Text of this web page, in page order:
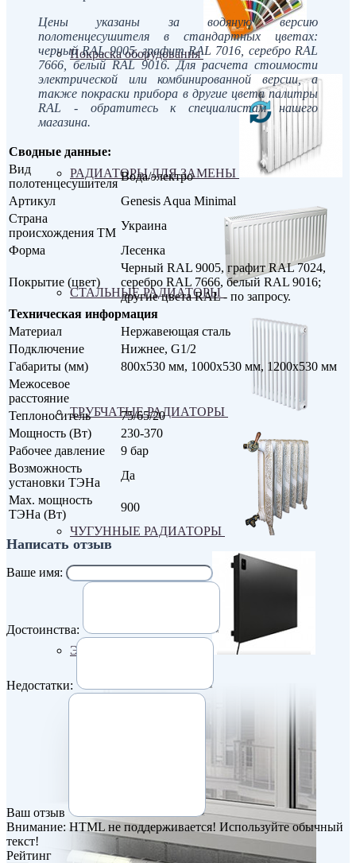
Покраска оборудования
РАДИАТОРЫ ДЛЯ ЗАМЕНЫ
СТАЛЬНЫЕ РАДИАТОРЫ
ТРУБЧАТЫЕ РАДИАТОРЫ
ЧУГУННЫЕ РАДИАТОРЫ
ЭЛЕКТРО РАДИАТОРЫ
Цены указаны за водяную версию
полотенцесушителя в стандартных цветах:
черный RAL 9005, графит RAL 7016 , серебро RAL
7666, белый RAL 9016. Для расчета стоимости
электрической или комбинированной версии, а
также покраски прибора в другие цвета палитры
RAL - обратитесь к специалистам нашего
магазина.
Сводные данные:
Вид
полотенцесушителя
Вода/электро
Артикул
Genesis Aqua Minimal
Страна
происхождения ТМ
Украина
Форма
Лесенка
Покрытие (цвет)
Черный RAL 9005, графит RAL 7024,
серебро RAL 7666, белый RAL 9016;
другие цвета RAL - по запросу.
Техническая информация
Материал
Нержавеющая сталь
Подключение
Нижнее, G1/2
Габариты (мм)
800х530 мм, 1000х530 мм, 1200х530 мм
Межосевое
расстояние
Теплоноситель
75/65/20
Мощность (Вт)
230-370
Рабочее давление
9 бар
Возможность
установки ТЭНа
Да
Max. мощность
ТЭНа (Вт)
900
Написать отзыв
Ваше имя:
Достоинства:
Недостатки:
Ваш отзыв
Внимание: HTML не поддерживается! Используйте обычный
текст!
Рейтинг